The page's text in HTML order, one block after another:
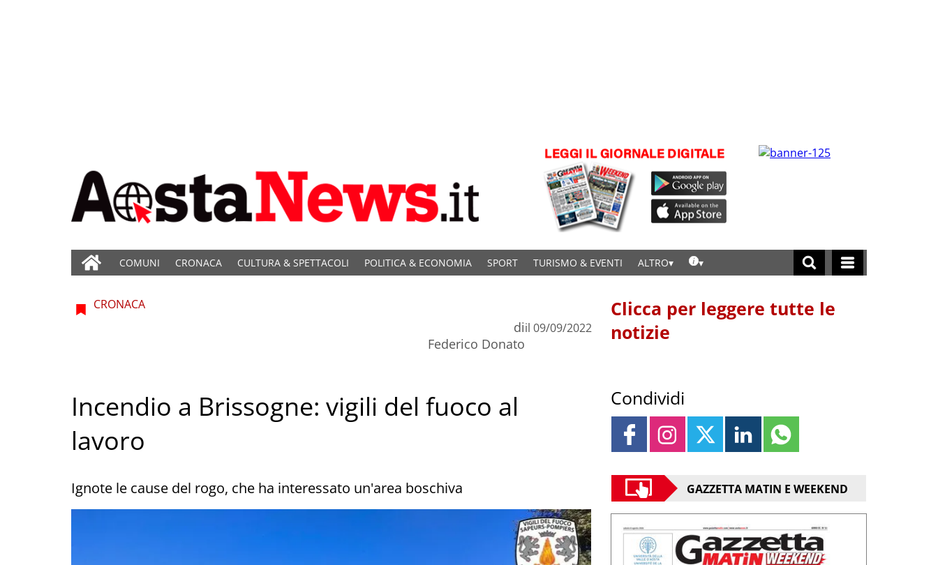
COMUNI CRONACA CULTURA & SPETTACOLI POLITICA & ECONOMIA SPORT TURISMO & EVENTI ALTRO
CRONACA
di
Federico Donato
il 09/09/2022
Incendio a Brissogne: vigili del fuoco al
lavoro
Ignote le cause del rogo, che ha interessato un'area boschiva
Clicca per leggere tutte le
notizie
Condividi
GAZZETTA MATIN E WEEKEND